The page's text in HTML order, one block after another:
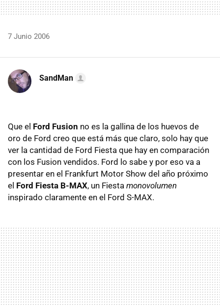
7 Junio 2006
SandMan
Que el Ford Fusion no es la gallina de los huevos de
oro de Ford creo que está más que claro, solo hay que
ver la cantidad de Ford Fiesta que hay en comparación
con los Fusion vendidos. Ford lo sabe y por eso va a
presentar en el Frankfurt Motor Show del año próximo
el Ford Fiesta B-MAX, un Fiesta monovolumen
inspirado claramente en el Ford S-MAX.